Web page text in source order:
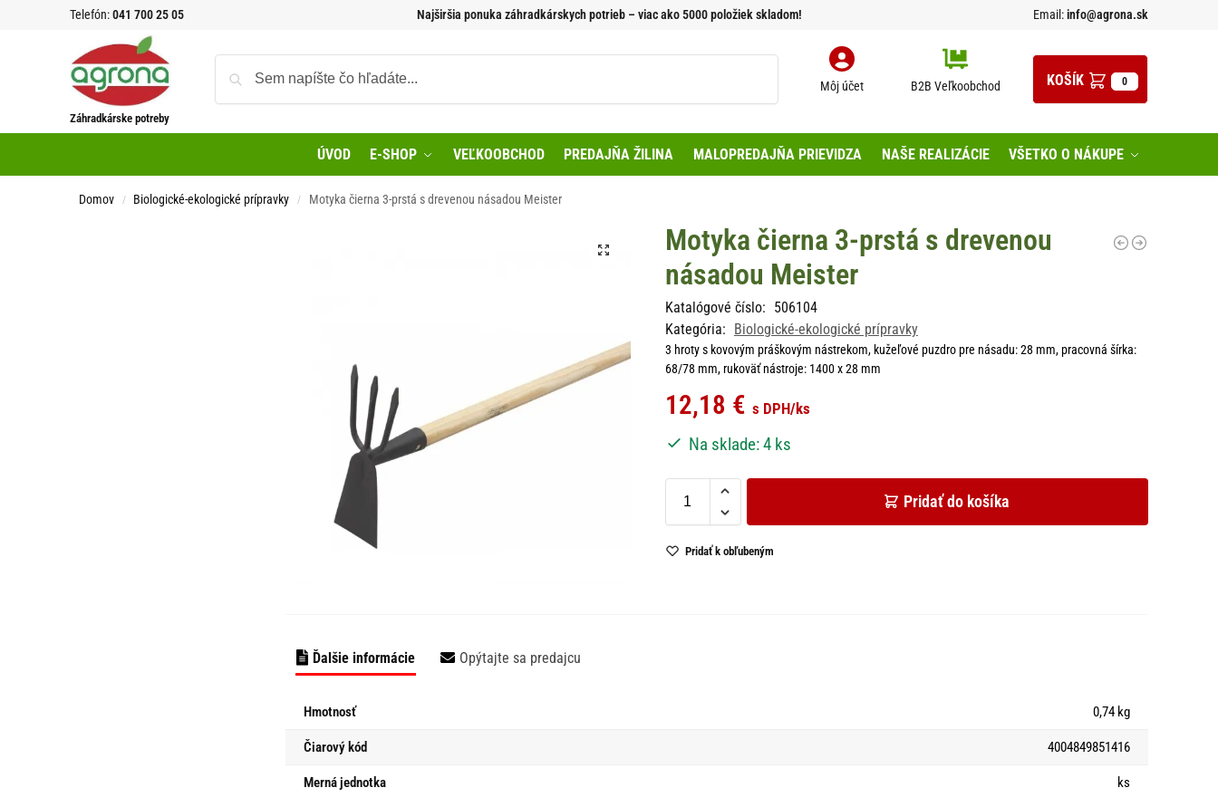
Telefón:041 700 25 05 Najširšia ponuka záhradkárskych potrieb – viac ako 5000 položiek skladom! Email:info@agrona.sk
Záhradkárske potreby
Môj účet B2B Veľkoobchod 0
ÚVOD E-SHOP VEĽKOOBCHOD PREDAJŇA ŽILINA MALOPREDAJŇA PRIEVIDZA NAŠE REALIZÁCIE VŠETKO O NÁKUPE
Domov / Biologické-ekologické prípravky / Motyka čierna 3-prstá s drevenou násadou Meister
Motyka čierna 3-prstá s drevenou
násadou Meister
Katalógové číslo: 506104
Kategória: Biologické-ekologické prípravky
3 hroty s kovovým práškovým nástrekom, kužeľové puzdro pre násadu: 28 mm, pracovná šírka:
68/78 mm, rukoväť nástroje: 1400 x 28 mm
12,18 € s DPH/ks
Na sklade: 4 ks
Pridať do košíka
Pridať k obľubeným
Ďalšie informácie Opýtajte sa predajcu
Hmotnosť 0,74 kg
Čiarový kód 4004849851416
Merná jednotka ks